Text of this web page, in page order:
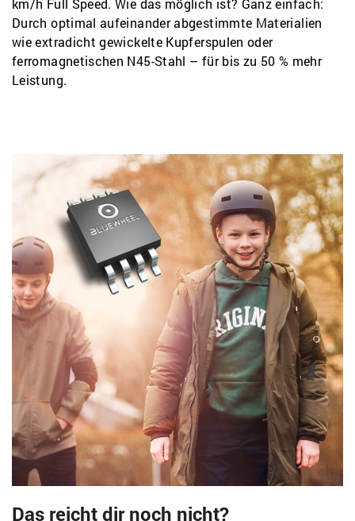
km/h Full Speed. Wie das möglich ist? Ganz einfach:
Durch optimal aufeinander abgestimmte Materialien
wie extradicht gewickelte Kupferspulen oder
ferromagnetischen N45-Stahl – für bis zu 50 % mehr
Leistung.
Das reicht dir noch nicht?